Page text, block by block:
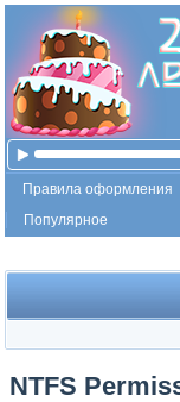
Правила оформления
Популярное
NTFS